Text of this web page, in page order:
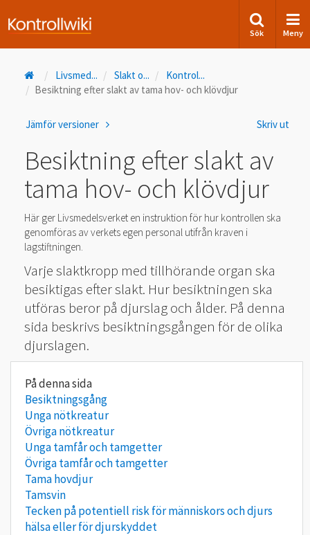
Sök Meny
Livsmed... Slakt o... Kontrol...
Besiktning efter slakt av tama hov- och klövdjur
Skriv ut
Jämför versioner
Besiktning efter slakt av
tama hov- och klövdjur
Här ger Livsmedelsverket en instruktion för hur kontrollen ska
genomföras av verkets egen personal utifrån kraven i
lagstiftningen.
Varje slaktkropp med tillhörande organ ska
besiktigas efter slakt. Hur besiktningen ska
utföras beror på djurslag och ålder. På denna
sida beskrivs besiktningsgången för de olika
djurslagen.
Besiktningsgång
Unga nötkreatur
Övriga nötkreatur
Unga tamfår och tamgetter
Övriga tamfår och tamgetter
Tama hovdjur
Tamsvin
Tecken på potentiell risk för människors och djurs
hälsa eller för djurskyddet